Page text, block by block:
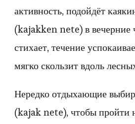
активность, подойдёт
(kajakken nete) в вечерние
стихает, течение
мягко скользит вдоль
Нередко отдыхающие
(kajak nete), чтобы пройти